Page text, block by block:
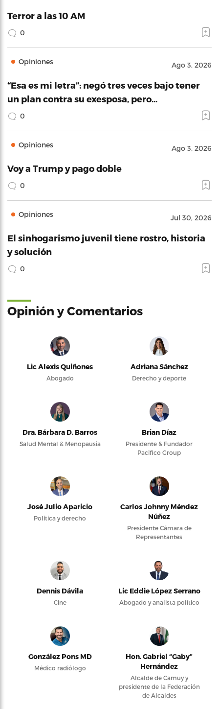
Terror a las 10 AM
0
Opiniones Ago 3, 2026
“Esa es mi letra”: negó tres veces bajo tener
un plan contra su exesposa, pero…
0
Opiniones Ago 3, 2026
Voy a Trump y pago doble
0
Opiniones Jul 30, 2026
El sinhogarismo juvenil tiene rostro, historia
y solución
0
Opinión y Comentarios
Lic Alexis Quiñones
Abogado
Adriana Sánchez
Derecho y deporte
Dra. Bárbara D. Barros
Salud Mental & Menopausia
Brian Díaz
Presidente & Fundador
Pacifico Group
José Julio Aparicio
Política y derecho
Carlos Johnny Méndez
Núñez
Presidente Cámara de
Representantes
Dennis Dávila
Cine
Lic Eddie López Serrano
Abogado y analista político
González Pons MD
Médico radiólogo
Hon. Gabriel “Gaby”
Hernández
Alcalde de Camuy y
presidente de la Federación
de Alcaldes